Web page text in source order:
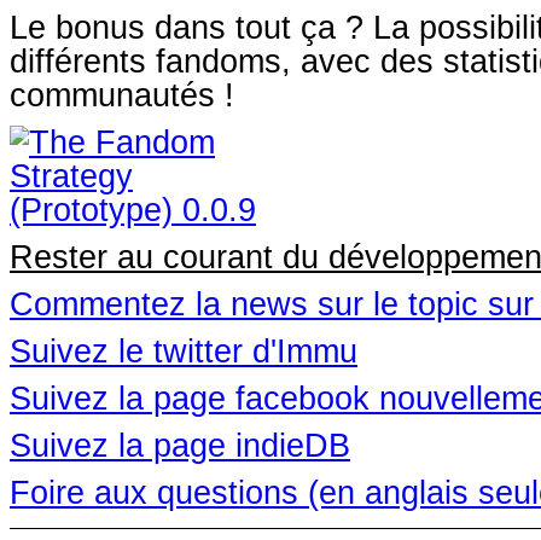
Le bonus dans tout ça ? La
différents fandoms, avec des
communautés !
Rester au courant du
Commentez la news sur le topic
Suivez le twitter d'Immu
Suivez la page facebook
Suivez la page indieDB
Foire aux questions (en anglais